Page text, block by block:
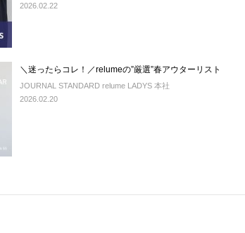
2026.02.22
＼迷ったらコレ！／relumeの”厳選”春アウターリスト
JOURNAL STANDARD relume LADYS 本社
2026.02.20